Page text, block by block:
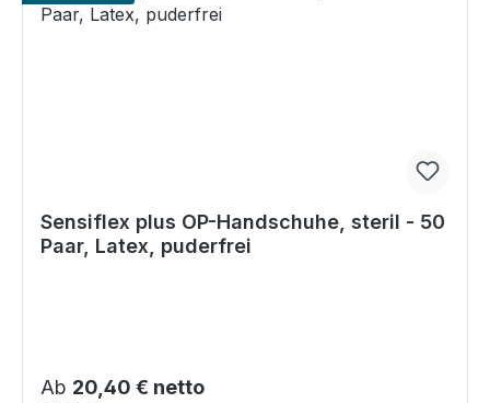
Sensiflex plus OP-Handschuhe, steril - 50
Paar, Latex, puderfrei
Regulärer Preis:
Ab 20,40 € netto